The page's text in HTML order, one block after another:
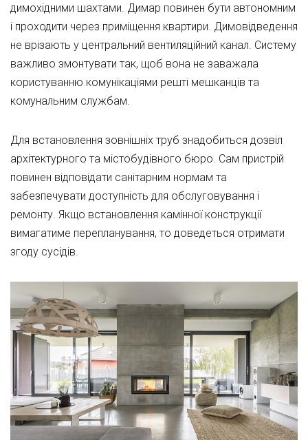
димохідними шахтами. Димар повинен бути автономним
і проходити через приміщення квартири. Димовідведення
не врізають у центральний вентиляційний канал. Систему
важливо змонтувати так, щоб вона не заважала
користуванню комунікаціями решті мешканців та
комунальним службам.
Для встановлення зовнішніх труб знадобиться дозвіл
архітектурного та містобудівного бюро. Сам пристрій
повинен відповідати санітарним нормам та
забезпечувати доступність для обслуговування і
ремонту. Якщо встановлення камінної конструкції
вимагатиме перепланування, то доведеться отримати
згоду сусідів.